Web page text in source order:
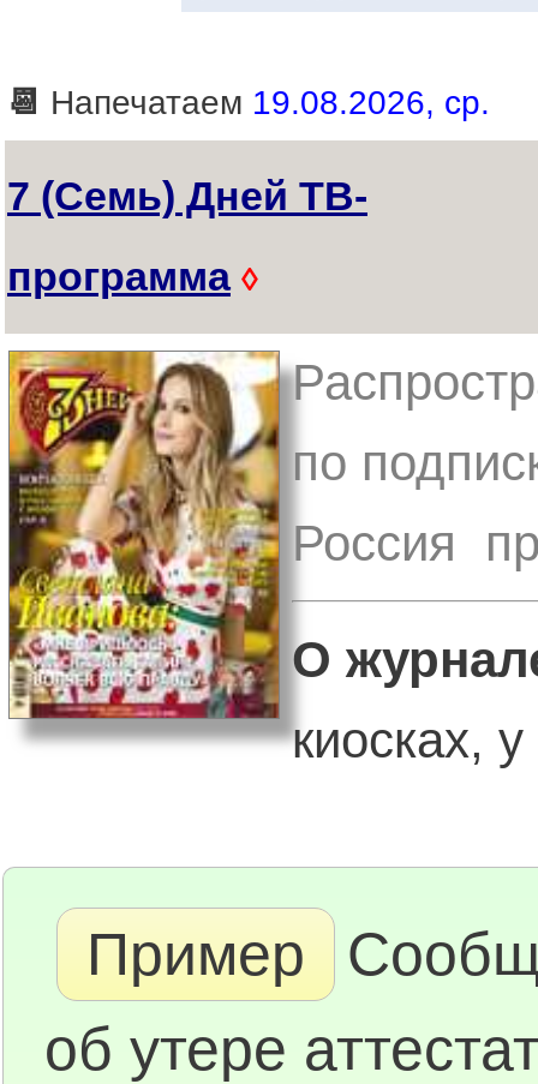
📆 Напечатаем 19.08.2026, ср.
7 (Семь) Дней ТВ-
программа ◊
по
Россия
О
киосках,
Пример
об утере